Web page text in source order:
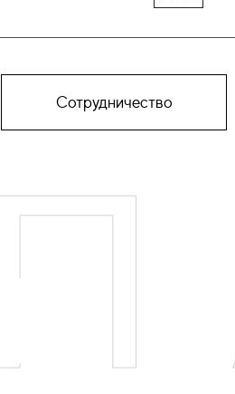
Сотрудничество